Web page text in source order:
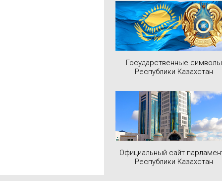
Государственные символы
Республики Казахстан
Официальный сайт
Республики Казахстан